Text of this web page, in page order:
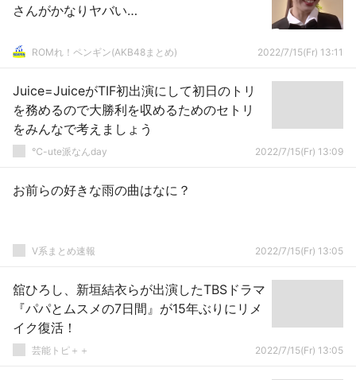
さんがかなりヤバい…
ROMれ！ペンギン(AKB48まとめ) 2022/7/15(Fr) 13:11
Juice=JuiceがTIF初出演にして初日のトリ
を務めるので大勝利を収めるためのセトリ
をみんなで考えましょう
℃-ute派なんday 2022/7/15(Fr) 13:09
お前らの好きな雨の曲はなに？
V系まとめ速報 2022/7/15(Fr) 13:05
舘ひろし、新垣結衣らが出演したTBSドラマ
『パパとムスメの7日間』が15年ぶりにリメ
イク復活！
芸能トピ＋＋ 2022/7/15(Fr) 13:05